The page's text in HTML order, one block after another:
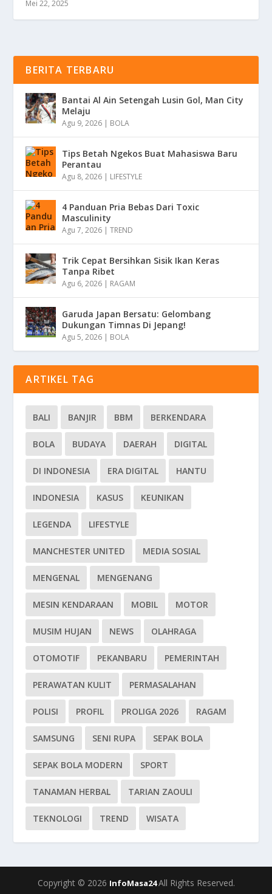
Mei 22, 2025
BERITA TERBARU
Bantai Al Ain Setengah Lusin Gol, Man City
Melaju
Agu 9, 2026 | BOLA
Tips Betah Ngekos Buat Mahasiswa Baru
Perantau
Agu 8, 2026 | LIFESTYLE
4 Panduan Pria Bebas Dari Toxic
Masculinity
Agu 7, 2026 |TREND
Trik Cepat Bersihkan Sisik Ikan Keras
Tanpa Ribet
Agu 6, 2026 | RAGAM
Garuda Japan Bersatu: Gelombang
Dukungan Timnas Di Jepang!
Agu 5, 2026 | BOLA
ARTIKEL TAG
BALI BANJIR BBM BERKENDARA
BOLA BUDAYA DAERAH DIGITAL
DI INDONESIA ERA DIGITAL HANTU
INDONESIA KASUS KEUNIKAN
LEGENDA LIFESTYLE
MANCHESTER UNITED MEDIA SOSIAL
MENGENAL MENGENANG
MESIN KENDARAAN MOBIL MOTOR
MUSIM HUJAN NEWS OLAHRAGA
OTOMOTIF PEKANBARU PEMERINTAH
PERAWATAN KULIT PERMASALAHAN
POLISI PROFIL PROLIGA 2026 RAGAM
SAMSUNG SENI RUPA SEPAK BOLA
SEPAK BOLA MODERN SPORT
TANAMAN HERBAL TARIAN ZAOULI
TEKNOLOGI TREND WISATA
Copyright © 2026 InfoMasa24All Rights Reserved.